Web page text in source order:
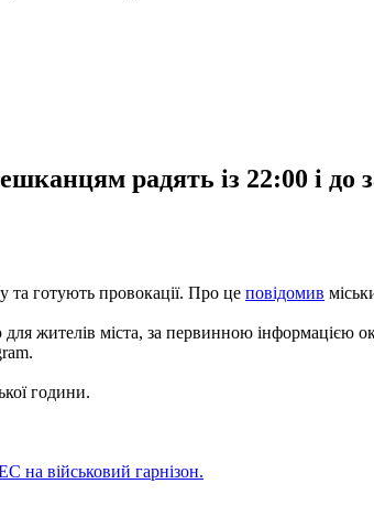
радять із 22:00 і
та готують провокації. Про це повідомив
жителів міста, за первинною інформацією
години.
на військовий гарнізон.